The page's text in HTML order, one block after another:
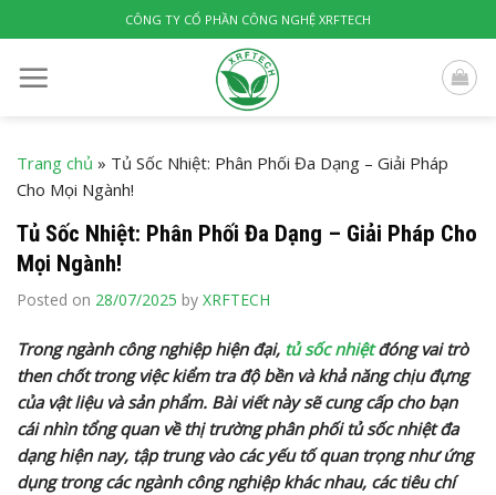
to
content
CÔNG TY CỔ PHẦN CÔNG NGHỆ XRFTECH
Trang chủ » Tủ Sốc Nhiệt: Phân Phối Đa Dạng – Giải Pháp
Cho Mọi Ngành!
Tủ Sốc Nhiệt: Phân Phối Đa Dạng – Giải Pháp Cho
Mọi Ngành!
Posted on 28/07/2025 by XRFTECH
Trong ngành công nghiệp hiện đại, tủ sốc nhiệtđóng vai trò
then chốt trong việc kiểm tra độ bền và khả năng chịu đựng
của vật liệu và sản phẩm. Bài viết này sẽ cung cấp cho bạn
cái nhìn tổng quan về thị trường phân phối tủ sốc nhiệt đa
dạng hiện nay, tập trung vào các yếu tố quan trọng như ứng
dụng trong các ngành công nghiệp khác nhau, các tiêu chí